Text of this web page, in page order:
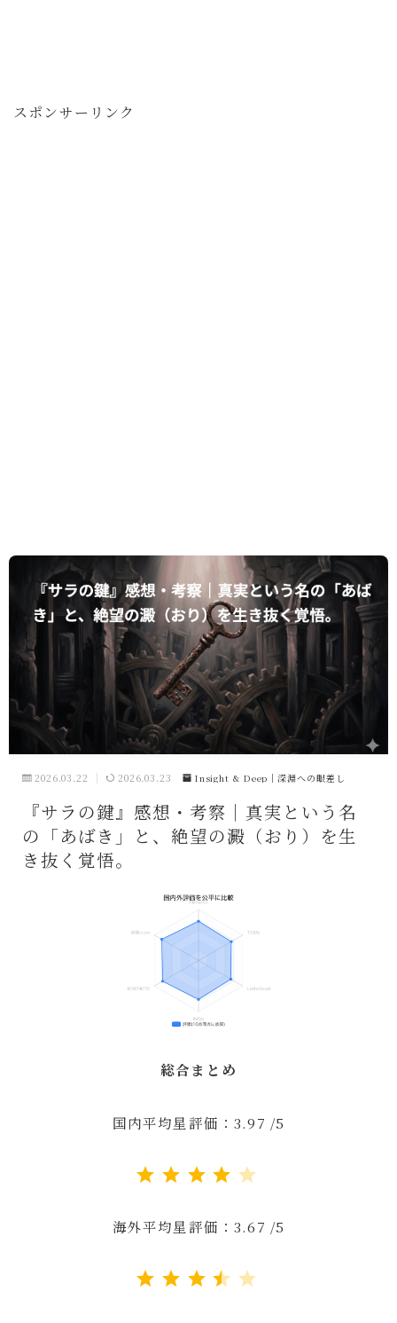
スポンサーリンク
2026.03.22 2026.03.23 Insight & Deep｜深淵への眼差し
『サラの鍵』感想・考察｜真実という名
の「あばき」と、絶望の澱（おり）を生
き抜く覚悟。
総合まとめ
国内平均星評価：3.97 /5
海外平均星評価：3.67 /5